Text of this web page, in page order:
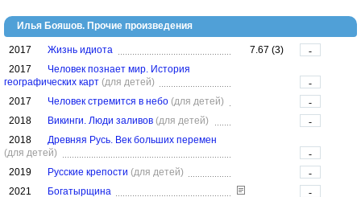
Илья Бояшов. Прочие произведения
2017 Жизнь идиота 7.67 (3)
-
2017
Человек познает мир. История
географических карт (для детей)
-
2017
Человек стремится в небо (для детей)
-
2018
Викинги. Люди заливов (для детей)
-
2018
Древняя Русь. Век больших перемен
(для детей)
-
2019
Русские крепости (для детей)
-
2021
Богатырщина -